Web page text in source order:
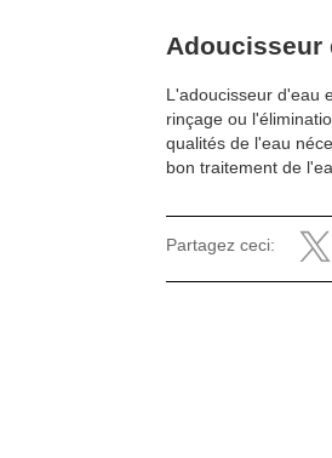
Adoucisseur
L'adoucisseur d'eau
rinçage ou
qualités de l'eau
bon traitement de
Partagez ceci: